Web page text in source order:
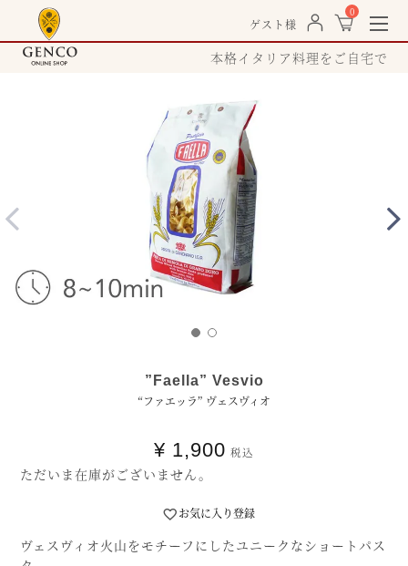
ゲスト様
0
本格イタリア料理をご自宅で
“ファエッラ” ヴェスヴィオ
”Faella” Vesvio
¥ 1,900 税込
ただいま在庫がございません。
お気に入り登録
ヴェスヴィオ火山をモチーフにしたユニークなショートパス